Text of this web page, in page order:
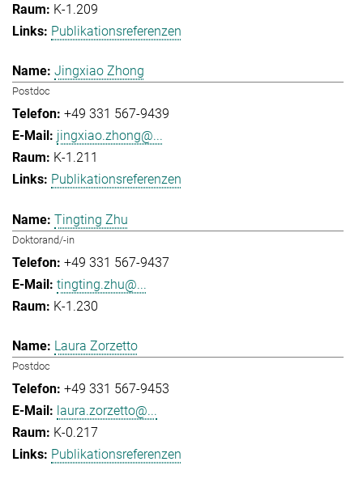
K-1.209
Publikationsreferenzen
Jingxiao Zhong
Postdoc
+49 331 567-9439
jingxiao.zhong@...
K-1.211
Publikationsreferenzen
Tingting Zhu
Doktorand/-in
+49 331 567-9437
tingting.zhu@...
K-1.230
Laura Zorzetto
Postdoc
+49 331 567-9453
laura.zorzetto@...
K-0.217
Publikationsreferenzen